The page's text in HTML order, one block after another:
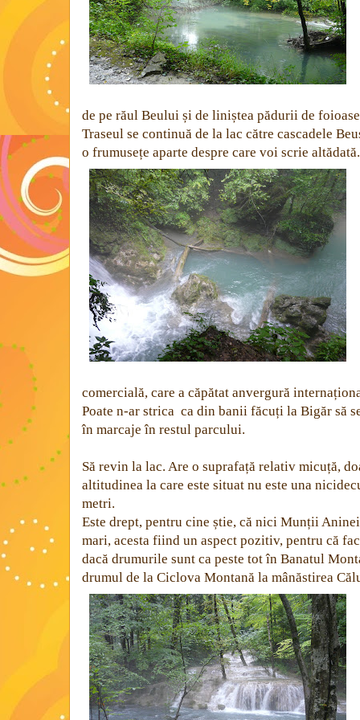
de pe răul Beului și de liniștea pădurii de
Traseul se continuă de la lac către cascadele
o frumusețe aparte despre care voi scrie altădată.
comercială, care a căpătat anvergură
Poate n-ar strica ca din banii făcuți la Bigăr să
în marcaje în restul parcului.
Să revin la lac. Are o suprafață relativ micuță,
altitudinea la care este situat nu este una
metri.
Este drept, pentru cine știe, că nici Munții
mari, acesta fiind un aspect pozitiv, pentru că
dacă drumurile sunt ca peste tot în Banatul
drumul de la Ciclova Montană la mânăstirea